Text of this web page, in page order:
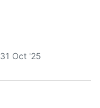
31 Oct '25